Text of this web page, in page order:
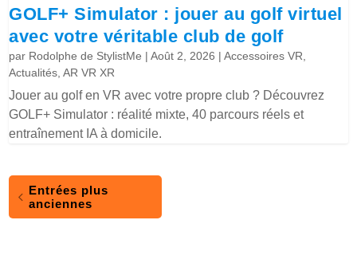
GOLF+ Simulator : jouer au golf virtuel
avec votre véritable club de golf
par Rodolphe de StylistMe |Août 2, 2026 |Accessoires VR
Actualités ,AR VR XR
Jouer au golf en VR avec votre propre club ? Découvrez
GOLF+ Simulator : réalité mixte, 40 parcours réels et
entraînement IA à domicile.
Entrées plus
anciennes